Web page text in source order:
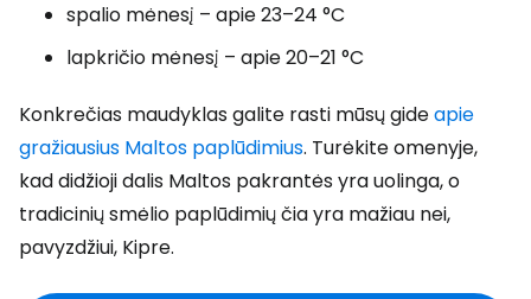
spalio mėnesį – apie 23–24 °C
lapkričio mėnesį – apie 20–21 °C
Konkrečias maudyklas galite rasti mūsų gideapie
gražiausius Maltos paplūdimius. Turėkite omenyje,
kad didžioji dalis Maltos pakrantės yra uolinga, o
tradicinių smėlio paplūdimių čia yra mažiau nei,
pavyzdžiui, Kipre.